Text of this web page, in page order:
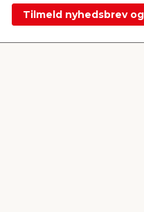
Tilmeld nyhedsbrev